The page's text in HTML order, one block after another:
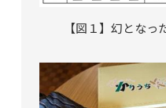
【図１】幻とな